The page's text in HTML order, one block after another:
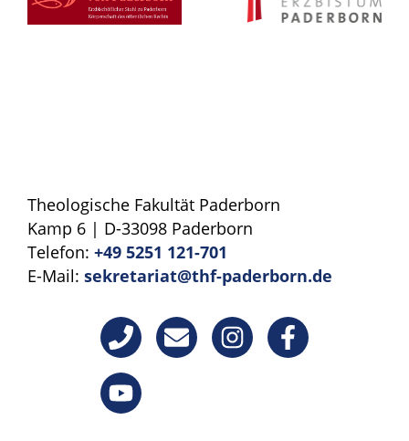
Theologische Fakultät Paderborn
Kamp 6 | D-33098 Paderborn
Telefon: +49 5251 121-701
E-Mail: sekretariat@thf-paderborn.de